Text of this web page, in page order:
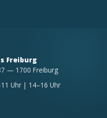
Freiburg
— 1700 Freiburg
Uhr | 14–16 Uhr